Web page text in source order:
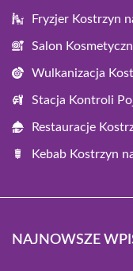
Fryzjer Kostrzyn
Salon
Wulkanizacja
Stacja Kontroli
Restauracje
Kebab Kostrzyn
NAJNOWSZE